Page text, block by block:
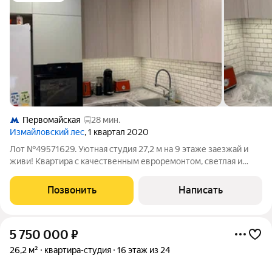
Первомайская
28 мин.
Измайловский лес, 1 квартал 2020
Лот №49571629. Уютная студия 27,2 м на 9 этаже заезжай и
живи! Квартира с качественным евроремонтом, светлая и
свободного пространства. Полностью готова к заселению,
никаких вложений не требуется. О
Позвонить Написать
5 750 000 ₽
26,2 м² квартира-студия 16 этаж из 24